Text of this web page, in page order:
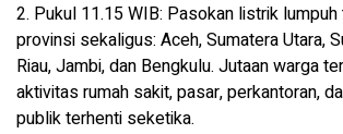
2. Pukul 11.15 WIB: Pasokan listrik
provinsi sekaligus: Aceh, Sumatera Utara,
Riau, Jambi, dan Bengkulu. Jutaan warga
aktivitas rumah sakit, pasar, perkantoran,
publik terhenti seketika.